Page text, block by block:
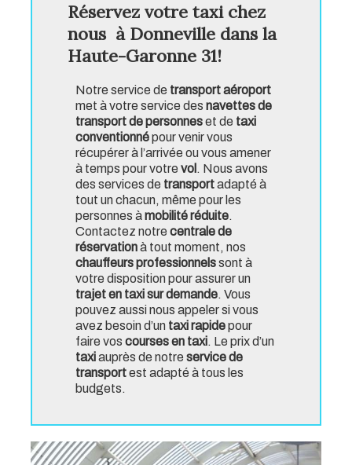
Réservez votre taxi chez
nous à Donneville dans la
Haute-Garonne 31!
Notre service de transport aéroport
met à votre service des navettes de
transport de personneset de taxi
conventionnépour venir vous
récupérer à l’arrivée ou vous amener
à temps pour votre vol . Nous avons
des services de transportadapté à
tout un chacun, même pour les
personnes àmobilité réduite.
Contactez notre centrale de
réservationà tout moment, nos
chauffeurs professionnelssont à
votre disposition pour assurer un
trajet en taxisur demande. Vous
pouvez aussi nous appeler si vous
avez besoin d’un taxi rapidepour
faire vos courses en taxi. Le prix d’un
taxiauprès de notre service de
transportest adapté à tous les
budgets.